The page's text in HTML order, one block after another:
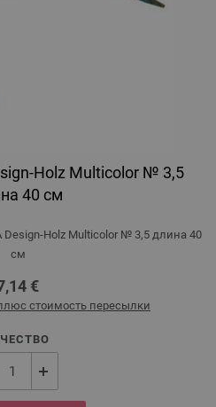
Holz Multicolor № 3,5
40 см
Design-Holz Multicolor № 3,5 длина 40
см
€
стоимость пересылки